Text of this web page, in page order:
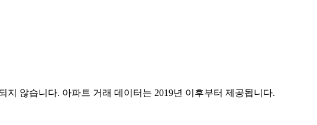
지 않습니다. 아파트 거래 데이터는 2019년 이후부터 제공됩니다.